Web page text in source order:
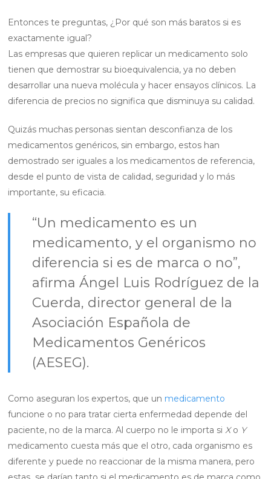
Entonces te preguntas, ¿Por qué son más baratos si es
exactamente igual?
Las empresas que quieren replicar un medicamento solo
tienen que demostrar su bioequivalencia, ya no deben
desarrollar una nueva molécula y hacer ensayos clínicos. La
diferencia de precios no significa que disminuya su calidad.
Quizás muchas personas sientan desconfianza de los
medicamentos genéricos, sin embargo, estos han
demostrado ser iguales a los medicamentos de referencia,
desde el punto de vista de calidad, seguridad y lo más
importante, su eficacia.
“Un medicamento es un
medicamento, y el organismo no
diferencia si es de marca o no”,
afirma Ángel Luis Rodríguez de la
Cuerda, director general de la
Asociación Española de
Medicamentos Genéricos
(AESEG).
Como aseguran los expertos, que un medicamento
funcione o no para tratar cierta enfermedad depende del
paciente, no de la marca. Al cuerpo no le importa siXo Y
medicamento cuesta más que el otro, cada organismo es
diferente y puede no reaccionar de la misma manera, pero